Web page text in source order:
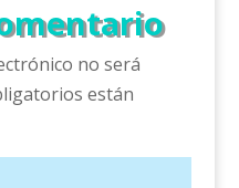
no será
están